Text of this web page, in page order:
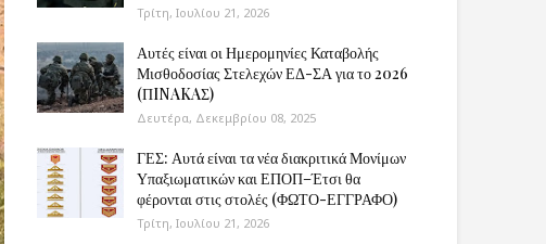
Τρίτη, Ιουλίου 21, 2026
Αυτές είναι οι Ημερομηνίες Καταβολής
Μισθοδοσίας Στελεχών ΕΔ-ΣΑ για το 2026
(ΠINAKAΣ)
Δευτέρα, Δεκεμβρίου 08, 2025
ΓΕΣ: Αυτά είναι τα νέα διακριτικά Μονίμων
Υπαξιωματικών και ΕΠΟΠ–Έτσι θα
φέρονται στις στολές (ΦΩΤΟ-ΕΓΓΡΑΦΟ)
Τρίτη, Ιουλίου 21, 2026